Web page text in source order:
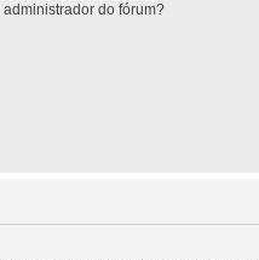
do fórum?